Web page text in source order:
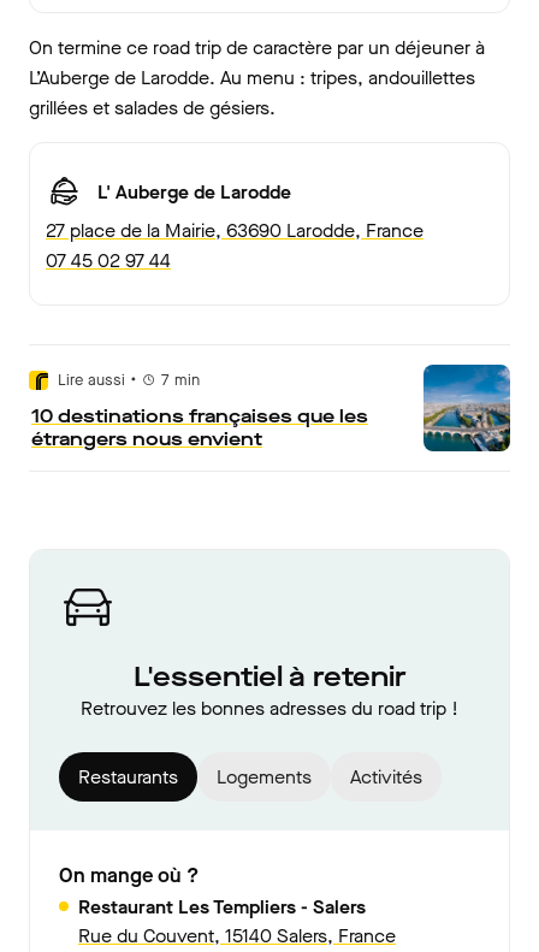
On termine ce road trip de caractère par un déjeuner à
L’Auberge de Larodde. Au menu : tripes, andouillettes
grillées et salades de gésiers.
L' Auberge de Larodde
27 place de la Mairie, 63690 Larodde, France
07 45 02 97 44
Lire aussi • 7 min
10 destinations françaises que les
étrangers nous envient
L'essentiel à retenir
Retrouvez les bonnes adresses du road trip !
Restaurants Logements Activités
On mange où ?
Restaurant Les Templiers - Salers
Rue du Couvent, 15140 Salers, France